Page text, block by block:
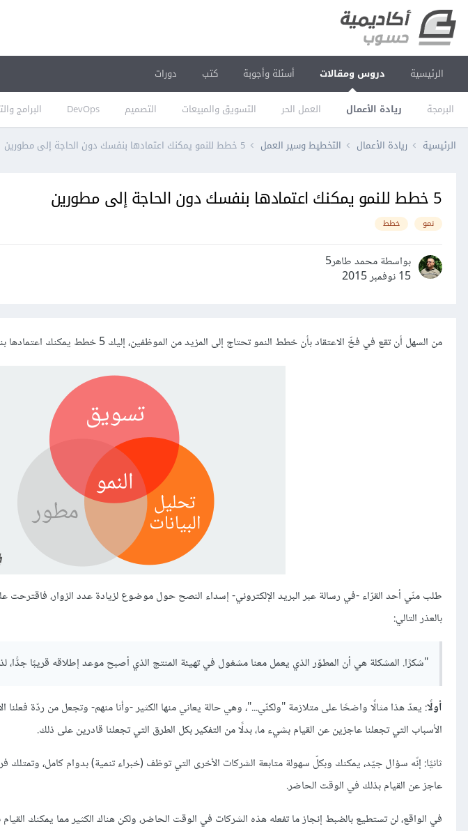
الرئيسية دروس ومقالات
البرمجة ريادة الأعمال العمل الحر التسويق والمبيعات التصميم DevOps البرامج
أسئلة وأجوبة كتب دورات
الرئيسية ريادة الأعمال التخطيط وسير العمل 5 خطط للنمو يمكنك اعتمادها بنفسك دون الحاجة إلى مطورين
5 خطط للنمو يمكنك اعتمادها بنفسك دون الحاجة إلى مطورين
نمو خطط
بواسطة محمد طاهر5
15 نوفمبر 2015
من السهل أن تقع في فخّ الاعتقاد بأن خطط النمو تحتاج إلى المزيد من الموظفين، إليك 5 خطط يمكنك اعتمادها بنفسك دون الحاجة إلى الآخرين.
طلب منّي أحد القرّاء -في رسالة عبر البريد الإلكتروني- إسداء النصح حول موضوع لزيادة عدد الزوار، فاقترحت
بالعذر التالي:
"شكرًا. المشكلة هي أن المطوّر الذي يعمل معنا مشغول في تهيئة المنتج الذي أصبح موعد إطلاقه قريبًا جدًّا،
أولًا: يعدّ هذا مثالًا واضحًا على متلازمة "ولكنّي..."، وهي حالة يعاني منها الكثير -وأنا منهم- وتجعل من ردّة فعلنا
الأسباب التي تجعلنا عاجزين عن القيام بشيء ما، بدلًا من التفكير بكل الطرق التي تجعلنا قادرين على ذلك.
ثانيًا: إنّه سؤال جيّد، يمكنك وبكلّ سهولة متابعة الشركات الأخرى التي توظف (خبراء تنمية) بدوام كامل،
عاجز عن القيام بذلك في الوقت الحاضر.
في الواقع، لن تستطيع بالضبط إنجاز ما تفعله هذه الشركات في الوقت الحاضر، ولكن هناك الكثير مما يمكنك